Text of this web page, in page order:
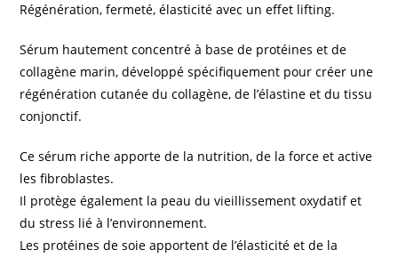
Régénération, fermeté, élasticité avec un effet lifting.
Sérum hautement concentré à base de protéines et de
collagène marin, développé spécifiquement pour créer une
régénération cutanée du collagène, de l’élastine et du tissu
conjonctif.
Ce sérum riche apporte de la nutrition, de la force et active
les fibroblastes.
Il protège également la peau du vieillissement oxydatif et
du stress lié à l’environnement.
Les protéines de soie apportent de l’élasticité et de la